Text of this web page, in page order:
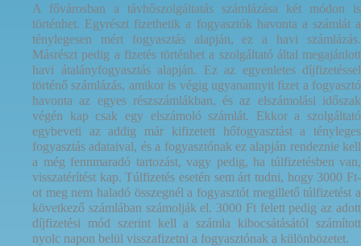
A fővárosban a távhőszolgáltatás számlázása két módon is
történhet. Egyrészt fizethetik a fogyasztók havonta a számlát a
ténylegesen mért fogyasztás alapján, ez a havi számlázás.
Másrészt pedig a fizetés történhet a szolgáltató által megajánlott
havi átalányfogyasztás alapján. Ez az egyenletes díjfizetéssel
történő számlázás, amikor is végig ugyanannyit fizet a fogyasztó
havonta az egyes részszámlákban, és az elszámolási időszak
végén kap csak egy elszámoló számlát. Ekkor a szolgáltató
egybeveti az addig már kifizetett hőfogyasztást a tényleges
fogyasztás adataival, és a fogyasztónak ez alapján rendeznie kell
a még fennmaradó tartozást, vagy pedig, ha túlfizetésben van,
visszatérítést kap. Túlfizetés esetén sem árt tudni, hogy 3000 Ft-
ot meg nem haladó összegnél a fogyasztót megillető túlfizetést a
következő számlában számolják el. 3000 Ft felett pedig az adott
díjfizetési mód szerint kell a számla kibocsátásától számított
nyolc napon belül visszafizetni a fogyasztónak a különbözetet.